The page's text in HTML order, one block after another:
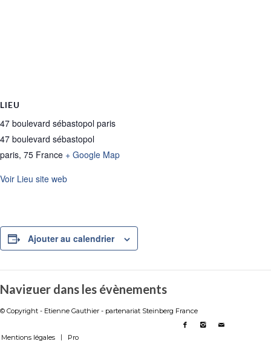
LIEU
47 boulevard sébastopol paris
47 boulevard sébastopol
paris, 75 France + Google Map
Voir Lieu site web
Ajouter au calendrier
Naviguer dans les évènements
© Copyright - Etienne Gauthier - partenariat Steinberg France
Mentions légales Pro